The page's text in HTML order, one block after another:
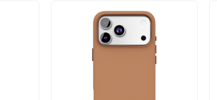
В корзину